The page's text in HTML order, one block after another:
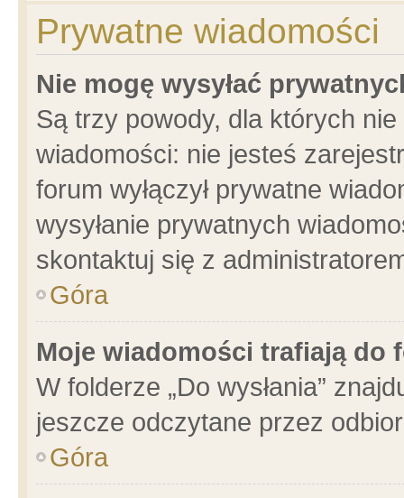
Prywatne wiadomości
Nie mogę wysyłać
Są trzy powody, dla których
wiadomości: nie jesteś
forum wyłączył prywatne
wysyłanie prywatnych
skontaktuj się z
Góra
Moje wiadomości trafiają do
W folderze „Do wysłania”
jeszcze odczytane przez
Góra